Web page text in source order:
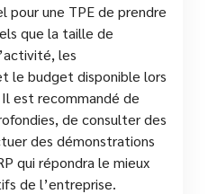
une TPE de prendre
que la taille de
les
le budget disponible lors
est recommandé de
de consulter des
des démonstrations
qui répondra le mieux
de l’entreprise.